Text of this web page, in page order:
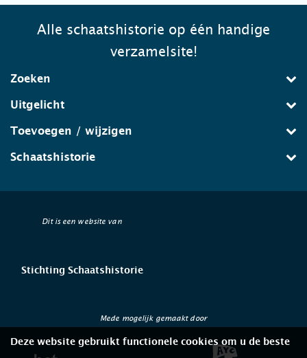
Alle schaatshistorie op één handige
verzamelsite!
Zoeken
Uitgelicht
Toevoegen / wijzigen
Schaatshistorie
Dit is een website van
Stichting Schaatshistorie
Mede mogelijk gemaakt door
Deze website gebruikt functionele cookies om u de beste